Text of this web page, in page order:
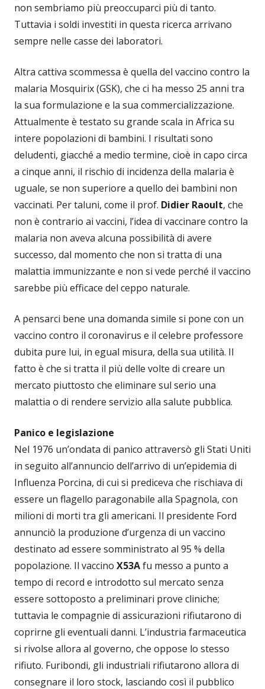
non sembriamo più preoccuparci più di tanto.
Tuttavia i soldi investiti in questa ricerca arrivano
sempre nelle casse dei laboratori.
Altra cattiva scommessa è quella del vaccino contro la
malaria Mosquirix (GSK), che ci ha messo 25 anni tra
la sua formulazione e la sua commercializzazione.
Attualmente è testato su grande scala in Africa su
intere popolazioni di bambini. I risultati sono
deludenti, giacché a medio termine, cioè in capo circa
a cinque anni, il rischio di incidenza della malaria è
uguale, se non superiore a quello dei bambini non
vaccinati. Per taluni, come il prof. Didier Raoult, che
non è contrario ai vaccini, l’idea di vaccinare contro la
malaria non aveva alcuna possibilità di avere
successo, dal momento che non si tratta di una
malattia immunizzante e non si vede perché il vaccino
sarebbe più efficace del ceppo naturale.
A pensarci bene una domanda simile si pone con un
vaccino contro il coronavirus e il celebre professore
dubita pure lui, in egual misura, della sua utilità. Il
fatto è che si tratta il più delle volte di creare un
mercato piuttosto che eliminare sul serio una
malattia o di rendere servizio alla salute pubblica.
Panico e legislazione
Nel 1976 un’ondata di panico attraversò gli Stati Uniti
in seguito all’annuncio dell’arrivo di un’epidemia di
Influenza Porcina, di cui si prediceva che rischiava di
essere un flagello paragonabile alla Spagnola, con
milioni di morti tra gli americani. Il presidente Ford
annunciò la produzione d’urgenza di un vaccino
destinato ad essere somministrato al 95 % della
popolazione. Il vaccino X53Afu messo a punto a
tempo di record e introdotto sul mercato senza
essere sottoposto a preliminari prove cliniche;
tuttavia le compagnie di assicurazioni rifiutarono di
coprirne gli eventuali danni. L’industria farmaceutica
si rivolse allora al governo, che oppose lo stesso
rifiuto. Furibondi, gli industriali rifiutarono allora di
consegnare il loro stock, lasciando così il pubblico